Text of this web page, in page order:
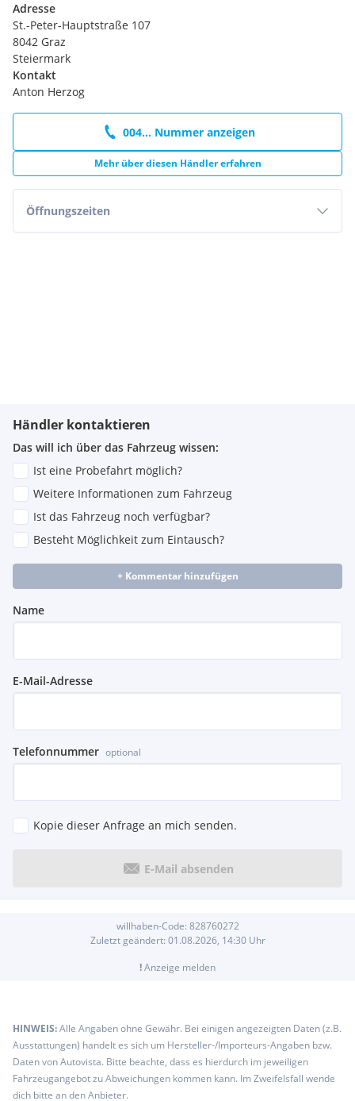
Adresse
St.-Peter-Hauptstraße 107
8042 Graz
Steiermark
Kontakt
Anton Herzog
004... Nummer anzeigen
Mehr über diesen Händler erfahren
Öffnungszeiten
Händler kontaktieren
Das will ich über das Fahrzeug wissen:
Ist eine Probefahrt möglich?
Weitere Informationen zum Fahrzeug
Ist das Fahrzeug noch verfügbar?
Besteht Möglichkeit zum Eintausch?
+ Kommentar hinzufügen
Name
E-Mail-Adresse
Telefonnummer optional
Kopie dieser Anfrage an mich senden.
E-Mail absenden
willhaben-Code: 828760272
Zuletzt geändert: 01.08.2026, 14:30Uhr
!Anzeige melden
HINWEIS:Alle Angaben ohne Gewähr. Bei einigen angezeigten Daten (z.B.
Ausstattungen) handelt es sich um Hersteller-/Importeurs-Angaben bzw.
Daten von Autovista. Bitte beachte, dass es hierdurch im jeweiligen
Fahrzeugangebot zu Abweichungen kommen kann. Im Zweifelsfall wende
dich bitte an den Anbieter.